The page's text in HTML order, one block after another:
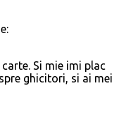
Si mie imi plac
ghicitori, si ai mei